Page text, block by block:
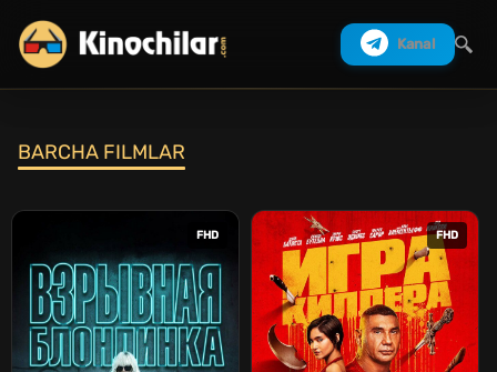
Kanal
BARCHA FILMLAR
FHD FHD